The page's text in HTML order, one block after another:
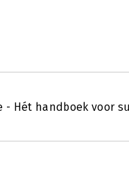
- Hét handboek voor